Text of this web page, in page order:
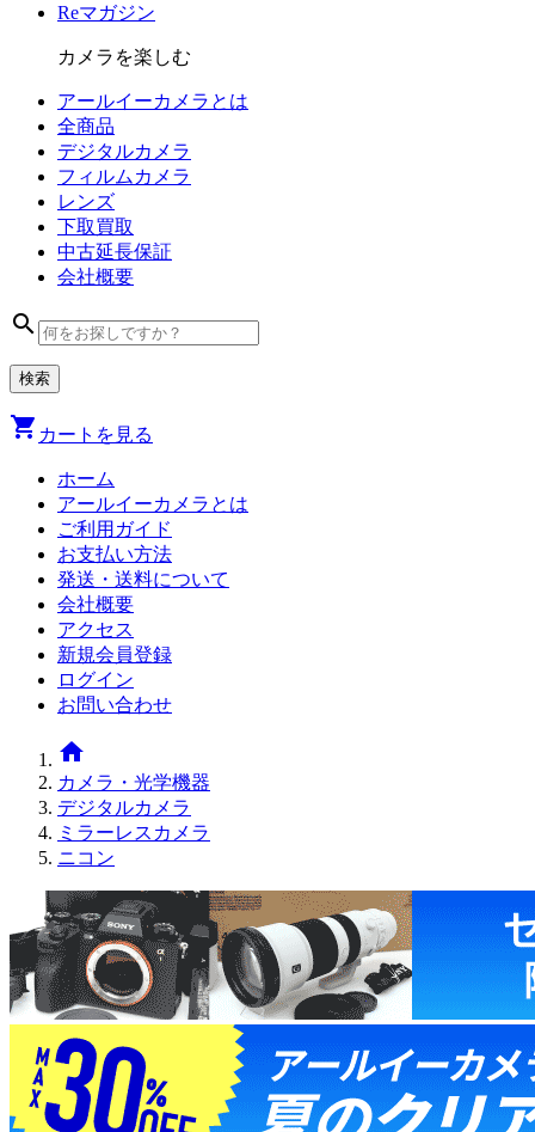
Reマガジン
カメラを楽しむ
アールイーカメラとは
全商品
デジタルカメラ
フィルム カメラ
レンズ
下取買取
中古延長保証
会社概要
search
shopping_cart カートを見る
ホーム
アールイーカメラとは
ご利用ガイド
お支払い方法
発送・送料について
会社概要
アクセス
新規会員登録
ログイン
お問い合わせ
home
カメラ・光学機器
デジタルカメラ
ミラーレスカメラ
ニコン